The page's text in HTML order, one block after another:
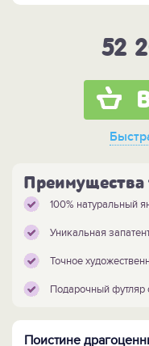
52
Преимущества
100% натуральный
Уникальная
Точное
Подарочный футляр
Поистине